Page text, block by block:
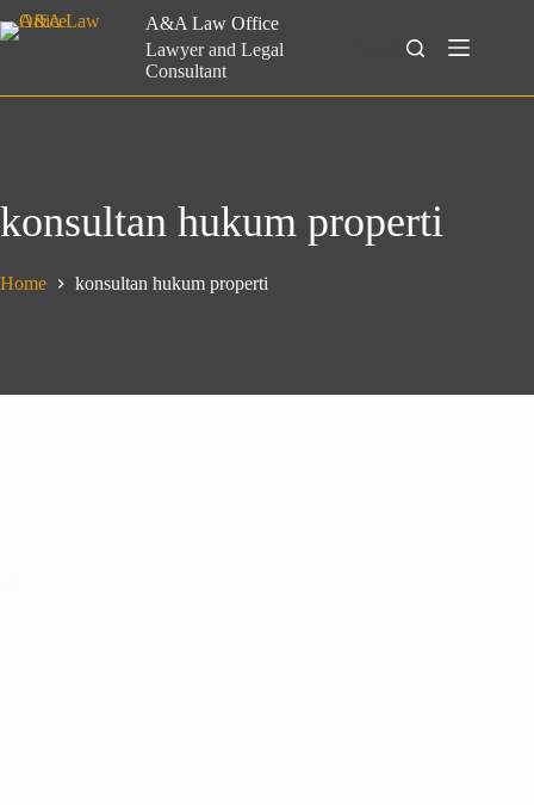
to
A&A Law Office
Lawyer and Legal
Consultant
Search
konsultan hukum properti
Home konsultan hukum properti